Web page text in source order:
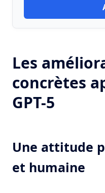
Les
concrètes
GPT-5
Une attitude
et humaine